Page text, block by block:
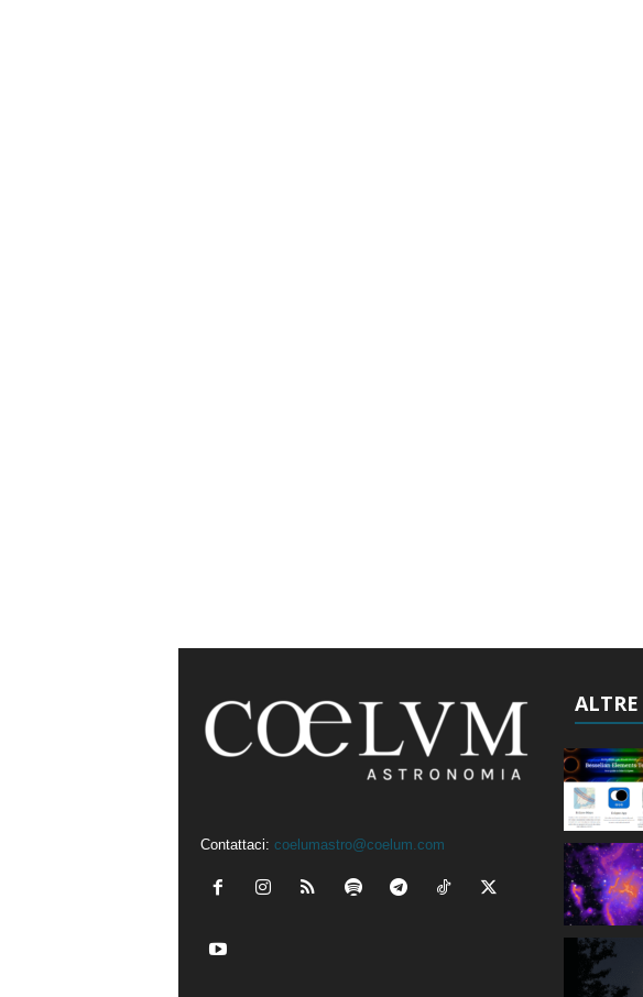
Contattaci: coelumastro@coelum.com